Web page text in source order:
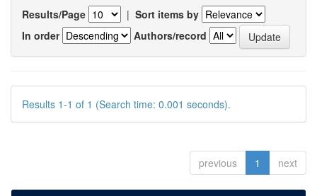
Results/Page | Sort items by
In order
Authors/record
Results 1-1 of 1 (Search time: 0.001 seconds).
previous 1 next